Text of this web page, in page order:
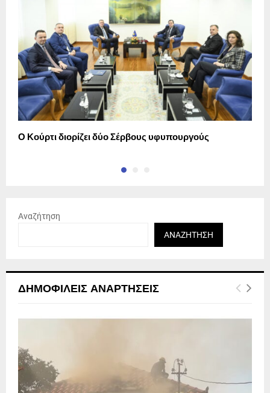
Ο Κούρτι διορίζει δύο Σέρβους υφυπουργούς
Αναζήτηση
ΑΝΑΖΉΤΗΣΗ
ΔΗΜΟΦΙΛΕΊΣ ΑΝΑΡΤΉΣΕΙΣ